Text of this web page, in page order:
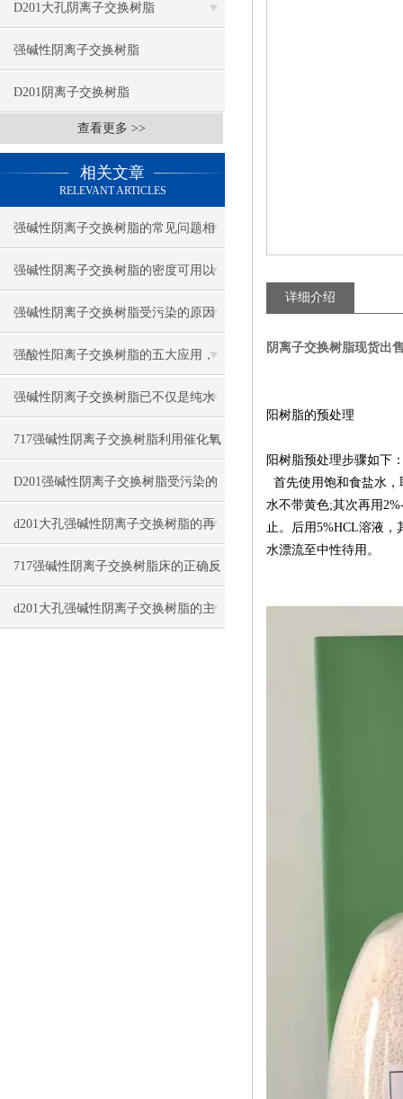
D201大孔阴离子交换树脂
强碱性阴离子交换树脂
D201阴离子交换树脂
查看更多 >>
相关文章
RELEVANT ARTICLES
强碱性阴离子交换树脂的常见问题相
应解决方法分享
强碱性阴离子交换树脂的密度可用以
下方法表示
强碱性阴离子交换树脂受污染的原因
有哪些
强酸性阳离子交换树脂的五大应用，
你知道吗？
强碱性阴离子交换树脂已不仅是纯水
制备的核心材料
717强碱性阴离子交换树脂利用催化氧
化法再生
D201强碱性阴离子交换树脂受污染的
对策与情况
d201大孔强碱性阴离子交换树脂的再
生与步骤
717强碱性阴离子交换树脂床的正确反
洗与再生方法
d201大孔强碱性阴离子交换树脂的主
详细介绍
阴离子交换树脂现货出
阳树脂的预处理
阳树脂预处理步骤如下
首先使用饱和食盐水
水不带黄色;其次再用
止。后用5%HCL溶液，
水漂流至中性待用。